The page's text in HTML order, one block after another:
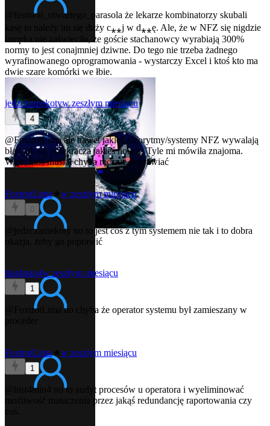
@festiwal_otwartego_parasola że lekarze kombinatorzy skubali
kasę to należy im się duży c⁎⁎j w d⁎⁎ę. Ale, że w NFZ się nigdzie
lampka nie zaświeciła, że goście stachanowcy wyrabiają 300%
normy to jest conajmniej dziwne. Do tego nie trzeba żadnego
wyrafinowanego oprogramowania - wystarczy Excel i ktoś kto ma
dwie szare komórki we łbie.
jedzczarnekotyw zeszłym miesiącu
4
@FoxtrotLimaale nawet jakieś algorytmy/systemy NFZ wywalają
błąd jak się przekracza jakieś normy. Tyle mi mówiła znajoma.
Więc, ktoś musiał chyba ręcznie poprawiać
FoxtrotLima★ w zeszłym miesiącu
0
@jedzczarnekoty
no to jest coś z tym systemem nie tak i to dobra
okazja, żeby go poprawić
hist4min4w zeszłym miesiącu
1
@FoxtrotLima
no chyba że operator systemu był zamieszany w
FoxtrotLima★ w zeszłym miesiącu
1
@hist4min4
no to audyt procesów u operatora i wyeliminować
możliwość mataczenia przez jakąś redundancję raportowania czy